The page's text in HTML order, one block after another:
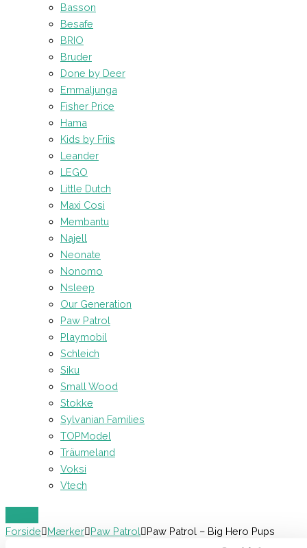
Basson
Besafe
BRIO
Bruder
Done by Deer
Emmaljunga
Fisher Price
Hama
Kids by Friis
Leander
LEGO
Little Dutch
Maxi Cosi
Membantu
Najell
Neonate
Nonomo
Nsleep
Our Generation
Paw Patrol
Playmobil
Schleich
Siku
Small Wood
Stokke
Sylvanian Families
TOPModel
Träumeland
Voksi
Vtech
Forside Mærker Paw Patrol
Paw Patrol – Big Hero Pups